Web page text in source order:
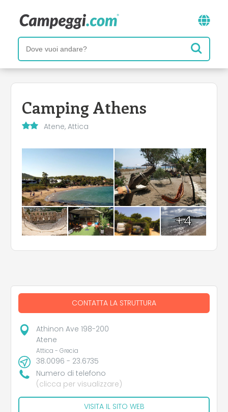
Camping Athens
Atene, Attica
+4
CONTATTA LA STRUTTURA
Athinon Ave 198-200
Atene
Attica - Grecia
38.0096 - 23.6735
Numero di telefono
(clicca per visualizzare)
VISITA IL SITO WEB